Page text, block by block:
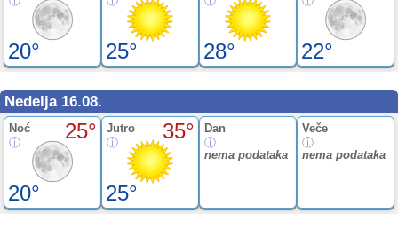
20° 25° 28° 22°
Nedelja 16.08.
Noć 25°
20°
Jutro 35°
25°
Dan
nema podataka
Veče
nema podataka